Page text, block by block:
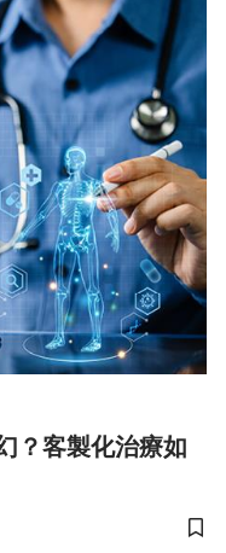
？客製化治療如
儲